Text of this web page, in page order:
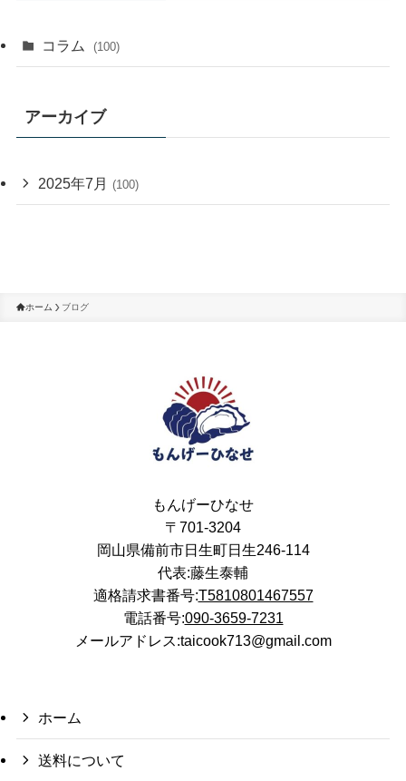
コラム (100)
アーカイブ
2025年7月 (100)
ホーム ブログ
もんげーひなせ
〒701-3204
岡山県備前市日生町日生246-114
代表:藤生泰輔
適格請求書番号:T5810801467557
電話番号:090-3659-7231
メールアドレス:taicook713@gmail.com
ホーム
送料について